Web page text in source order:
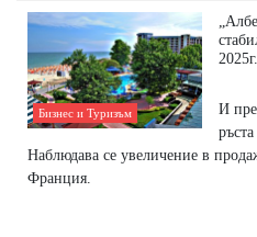
Бизнес и Туризъм
2025г.
И
Наблюдава се увеличение в
Франция.